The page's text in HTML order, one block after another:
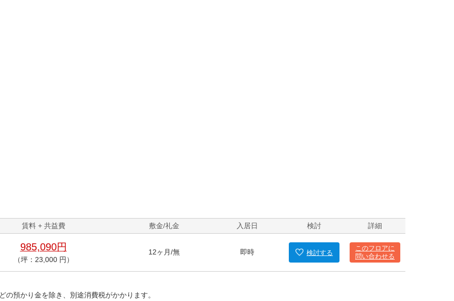
賃料 + 共益費 敷金/礼金 入居日 検討 詳細
985,090円
（坪：23,000 円）
12ヶ月/無 即時 検討する
このフロアに
問い合わせる
預かり金を除き、別途消費税がかかります。